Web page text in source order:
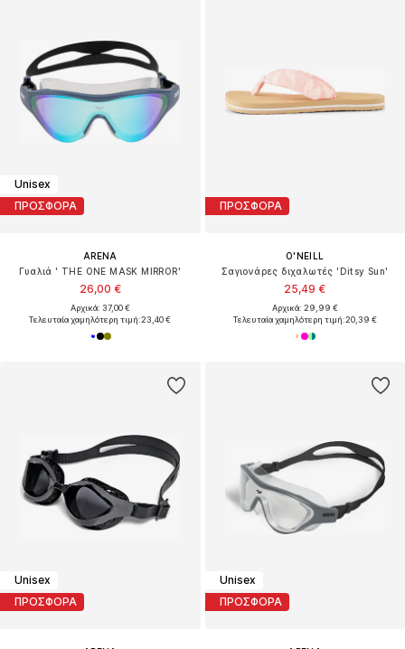
Unisex
ΠΡΟΣΦΟΡΑ
ARENA
Γυαλιά ' THE ONE MASK MIRROR'
26,00 €
Αρχικά: 37,00 €
Τελευταία χαμηλότερη τιμή:23,40 €
ΠΡΟΣΦΟΡΑ
O'NEILL
Σαγιονάρες διχαλωτές 'Ditsy Sun'
25,49 €
Αρχικά: 29,99 €
Τελευταία χαμηλότερη τιμή:20,39 €
Unisex
ΠΡΟΣΦΟΡΑ
Unisex
ΠΡΟΣΦΟΡΑ